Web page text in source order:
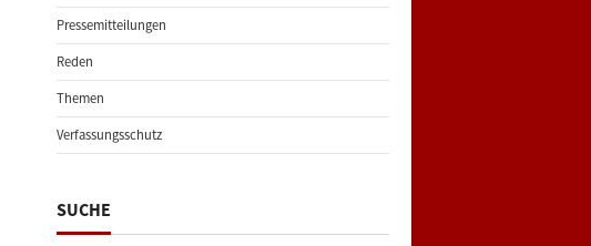
Pressemitteilungen
Reden
Themen
Verfassungsschutz
SUCHE